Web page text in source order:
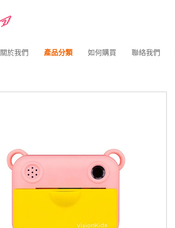
關於我們 產品分類 如何購買 聯絡我們